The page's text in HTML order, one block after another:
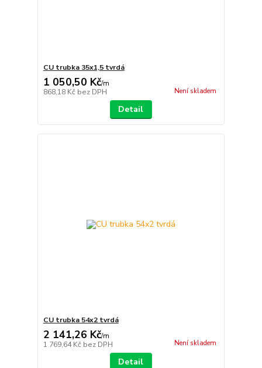
CU trubka 35x1,5 tvrdá
1 050,50 Kč/m
868,18 Kč bez DPH Není skladem
Detail
CU trubka 54x2 tvrdá
2 141,26 Kč/m
1 769,64 Kč bez DPH Není skladem
Detail